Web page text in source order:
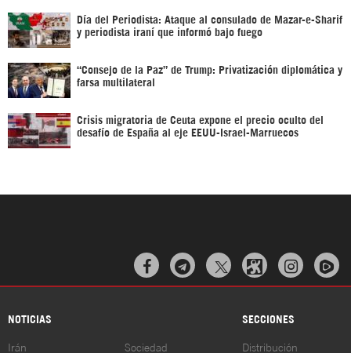
Día del Periodista: Ataque al consulado de Mazar-e-Sharif
y periodista iraní que informó bajo fuego
“Consejo de la Paz” de Trump: Privatización diplomática y
farsa multilateral
Crisis migratoria de Ceuta expone el precio oculto del
desafío de España al eje EEUU-Israel-Marruecos
  
NOTICIAS SECCIONES
Irán Sociedad Distribución